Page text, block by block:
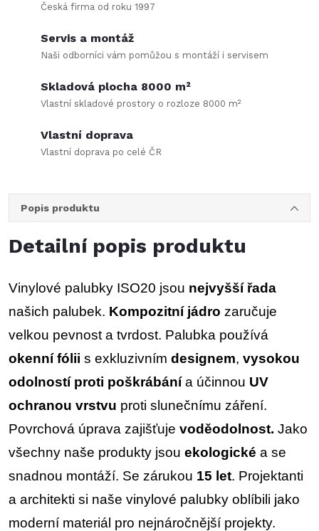
Česká firma od roku 1997
Servis a montáž
Naši odborníci vám pomůžou s montáží i servisem
Skladová plocha 8000 m²
Vlastní skladové prostory o rozloze 8000 m²
Vlastní doprava
Vlastní doprava po celé ČR
Popis produktu
Detailní popis produktu
Vinylové palubky ISO20 jsou nejvyšší řada
našich palubek. Kompozitní jádro zaručuje
velkou pevnost a tvrdost. Palubka používá
okenní fólii s exkluzivním designem, vysokou
odolností proti poškrábánía účinnou UV
ochranou vrstvu proti slunečnímu záření.
Povrchová úprava zajišťuje voděodolnost. Jako
všechny naše produkty jsou ekologické a se
snadnou montáží. Se zárukou 15 let. Projektanti
a architekti si naše vinylové palubky oblíbili jako
moderní materiál pro nejnáročnější projekty.